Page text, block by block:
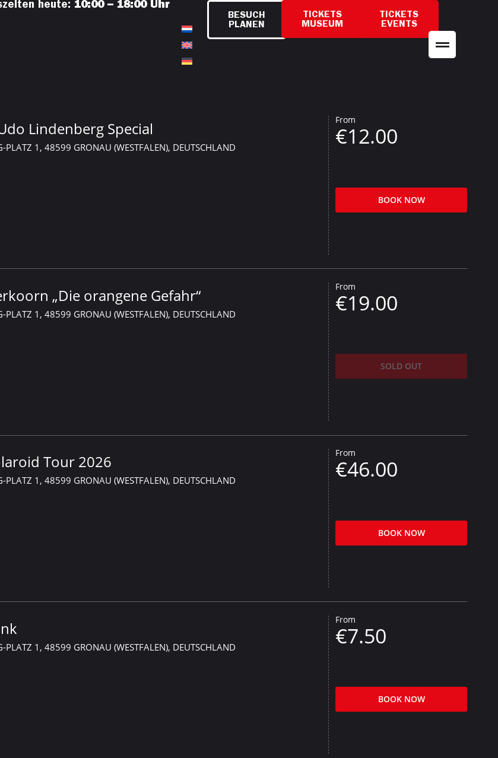
heute: 10:00 – 18:00 Uhr
BESUCH
PLANEN
TICKETS
MUSEUM
TICKETS
EVENTS
Lindenberg Special
PLATZ 1, 48599 GRONAU (WESTFALEN), DEUTSCHLAND
From
€12.00
BOOK NOW
„Die orangene Gefahr“
PLATZ 1, 48599 GRONAU (WESTFALEN), DEUTSCHLAND
From
€19.00
SOLD OUT
Tour 2026
PLATZ 1, 48599 GRONAU (WESTFALEN), DEUTSCHLAND
From
€46.00
BOOK NOW
PLATZ 1, 48599 GRONAU (WESTFALEN), DEUTSCHLAND
From
€7.50
BOOK NOW